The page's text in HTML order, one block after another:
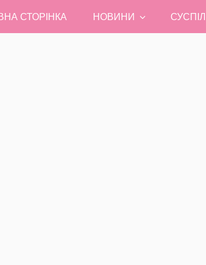
СТОРІНКА НОВИНИ